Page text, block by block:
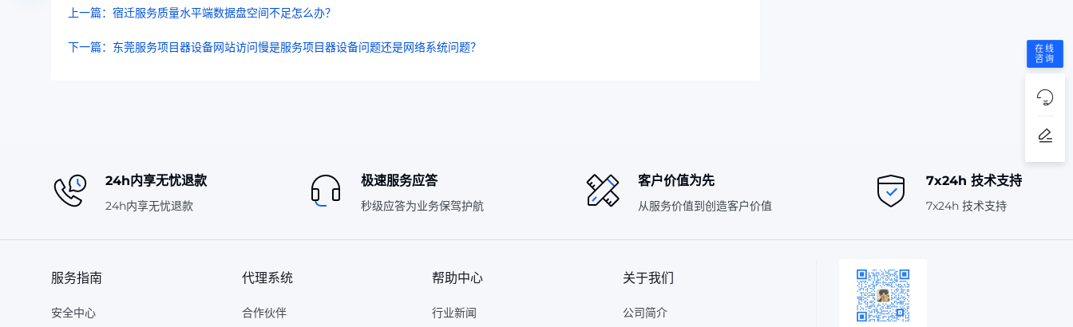
上一篇：宿迁服务质量水平端数据盘空间不足怎么办？
下一篇：东莞服务项目器设备网站访问慢是服务项目器设备问题还是网络系统问题？
24h内享无忧退款
24h内享无忧退款
极速服务应答
秒级应答为业务保驾护航
客户价值为先
从服务价值到创造客户价值
7x24h 技术支持
7x24h 技术支持
服务指南
安全中心
代理系统
合作伙伴
帮助中心
行业新闻
关于我们
公司简介
在线
咨询